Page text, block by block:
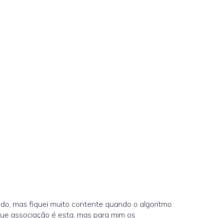
mas fiquei muito contente quando o algoritmo
associação é esta, mas para mim os